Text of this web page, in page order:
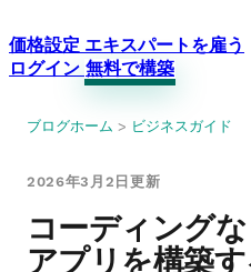
価格設定 エキスパートを雇う
ログイン 無料で構築
ブログホーム > ビジネスガイド
2026年3月2日更新
コーディング
アプリを構築